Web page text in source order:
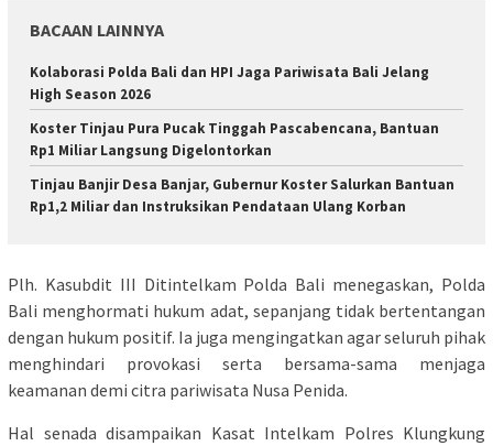
BACAAN LAINNYA
Kolaborasi Polda Bali dan HPI Jaga Pariwisata Bali Jelang
High Season 2026
Koster Tinjau Pura Pucak Tinggah Pascabencana, Bantuan
Rp1 Miliar Langsung Digelontorkan
Tinjau Banjir Desa Banjar, Gubernur Koster Salurkan Bantuan
Rp1,2 Miliar dan Instruksikan Pendataan Ulang Korban
Plh. Kasubdit III Ditintelkam Polda Bali menegaskan, Polda
Bali menghormati hukum adat, sepanjang tidak bertentangan
dengan hukum positif. Ia juga mengingatkan agar seluruh pihak
menghindari provokasi serta bersama-sama menjaga
keamanan demi citra pariwisata Nusa Penida.
Hal senada disampaikan Kasat Intelkam Polres Klungkung